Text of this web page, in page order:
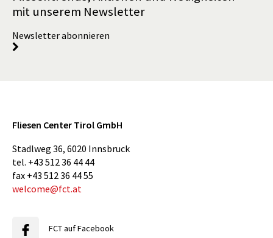
mit unserem Newsletter
Newsletter abonnieren
Fliesen Center Tirol GmbH
Stadlweg 36, 6020 Innsbruck
tel. +43 512 36 44 44
fax +43 512 36 44 55
welcome@fct.at
FCT auf Facebook